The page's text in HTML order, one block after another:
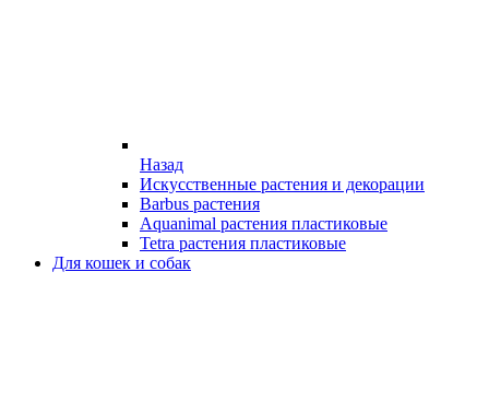
Назад
Искусственные растения и декорации
Barbus растения
Aquanimal растения пластиковые
Tetra растения пластиковые
Для кошек и собак